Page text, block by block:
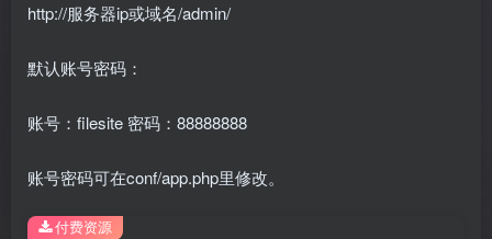
http://服务器ip或域名/admin/
默认账号密码：
账号：filesite 密码：88888888
账号密码可在conf/app.php里修改。
付费资源